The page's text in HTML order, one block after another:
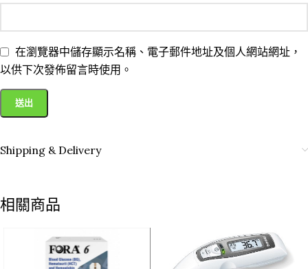
在瀏覽器中儲存顯示名稱、電子郵件地址及個人網站網址，
以供下次發佈留言時使用。
Shipping & Delivery
相關商品